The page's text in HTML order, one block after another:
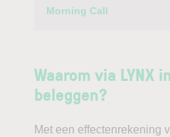
Morning Call
Waarom via LYNX
beleggen?
Met een effectenrekening